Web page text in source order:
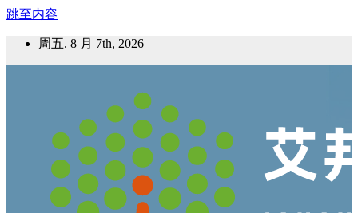
跳至内容
周五. 8 月 7th, 2026